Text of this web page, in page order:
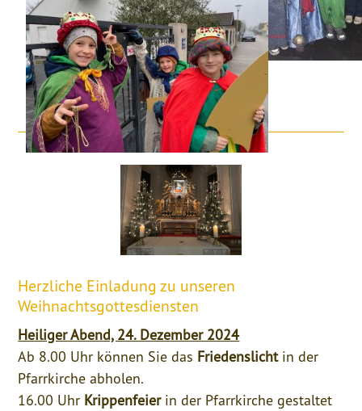
Herzliche Einladung zu unseren
Weihnachtsgottesdiensten
Heiliger Abend, 24. Dezember 2024
Ab 8.00 Uhr können Sie das Friedenslichtin der
Pfarrkirche abholen.
16.00 Uhr Krippenfeier in der Pfarrkirche gestaltet